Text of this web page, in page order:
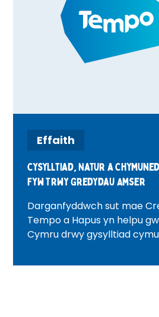
Effaith
Cysylltiad, Natur a
Fyw Trwy Gredydau Amser
Darganfyddwch sut mae
Tempo a Hapus yn helpu
Cymru drwy gysylltiad
Gyda straeon bywyd go
Credydau Amser yn lleihau
meithrin hyder ac yn creu